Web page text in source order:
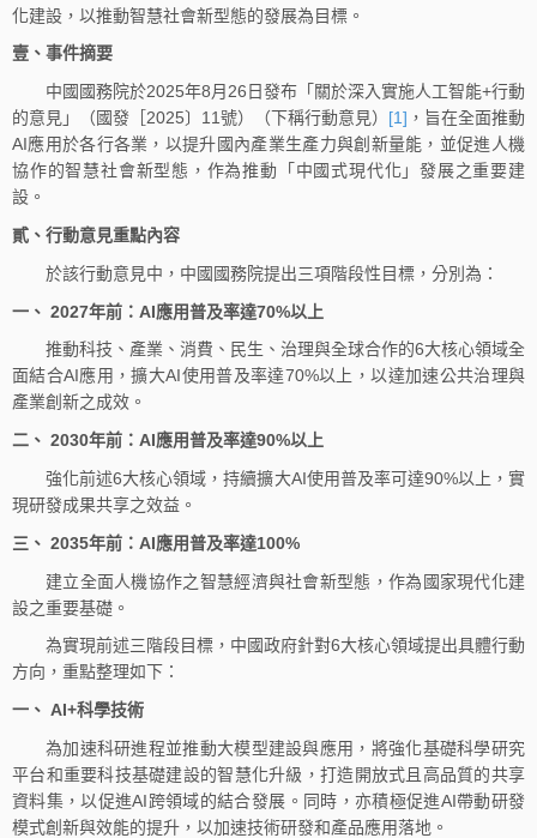
化建設，以推動智慧社會新型態的發展為目標。
壹、事件摘要
中國國務院於2025年8月26日發布「關於深入實施人工智能+行動
的意見」（國發［2025〕11號）（下稱行動意見） [1] ，旨在全面推動
AI應用於各行各業，以提升國內產業生產力與創新量能，並促進人機
協作的智慧社會新型態，作為推動「中國式現代化」發展之重要建
設。
貳、行動意見重點內容
於該行動意見中，中國國務院提出三項階段性目標，分別為：
一、 2027年前：AI應用普及率達70%以上
推動科技、產業、消費、民生、治理與全球合作的6大核心領域全
面結合AI應用，擴大AI使用普及率達70%以上，以達加速公共治理與
產業創新之成效。
二、 2030年前：AI應用普及率達90%以上
強化前述6大核心領域，持續擴大AI使用普及率可達90%以上，實
現研發成果共享之效益。
三、 2035年前：AI應用普及率達100%
建立全面人機協作之智慧經濟與社會新型態，作為國家現代化建
設之重要基礎。
為實現前述三階段目標，中國政府針對6大核心領域提出具體行動
方向，重點整理如下：
一、 AI+科學技術
為加速科研進程並推動大模型建設與應用，將強化基礎科學研究
平台和重要科技基礎建設的智慧化升級，打造開放式且高品質的共享
資料集，以促進AI跨領域的結合發展。同時，亦積極促進AI帶動研發
模式創新與效能的提升，以加速技術研發和產品應用落地。